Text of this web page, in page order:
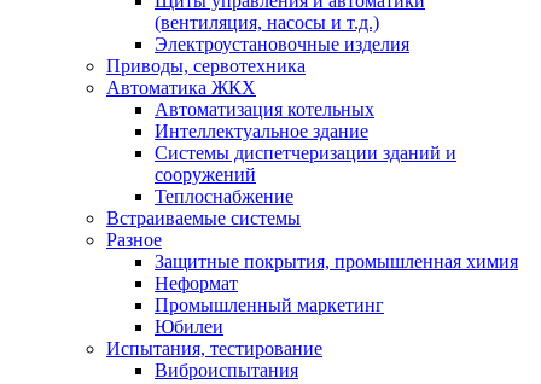
(вентиляция, насосы и т.д.)
Электроустановочные изделия
Приводы, сервотехника
Автоматика ЖКХ
Автоматизация котельных
Интеллектуальное здание
Системы диспетчеризации зданий и
сооружений
Теплоснабжение
Встраиваемые системы
Разное
Защитные покрытия, промышленная химия
Неформат
Промышленный маркетинг
Юбилеи
Испытания, тестирование
Виброиспытания